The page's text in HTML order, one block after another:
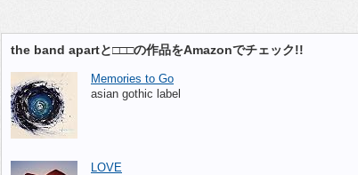
the band apartと□□□の作品をAmazonでチェック!!
Memories to Go
asian gothic label
LOVE